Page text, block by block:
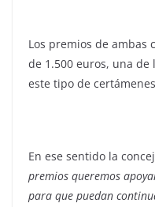
Los premios de ambas
de 1.500 euros, una de
este tipo de
En ese sentido la
premios queremos
para que puedan